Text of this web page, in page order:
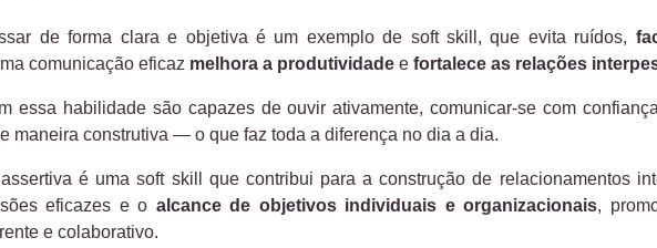
de forma clara e objetiva é um exemplo de soft skill, que evita ruídos,
comunicação eficaz melhora a produtividadee fortalece as relações
essa habilidade são capazes de ouvir ativamente, comunicar-se com
maneira construtiva — o que faz toda a diferença no dia a dia.
é uma soft skill que contribui para a construção de relacionamentos
eficazes e o alcance de objetivos individuais e organizacionais,
e colaborativo.